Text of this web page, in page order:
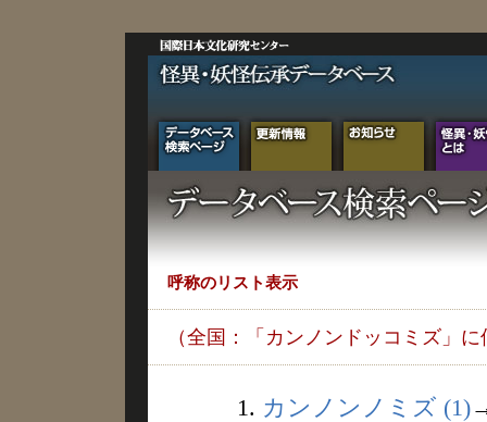
呼称のリスト表示
（全国：「カンノンドッコミズ」
1. カンノンノミズ (1)